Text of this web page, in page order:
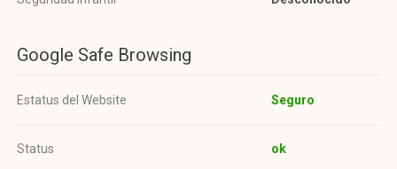
Google Safe Browsing
Estatus del Website Seguro
Status ok